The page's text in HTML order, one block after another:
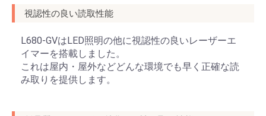
視認性の良い読取性能
L680-GVはLED照明の他に視認性の良いレーザーエ
イマーを搭載しました。
これは屋内・屋外などどんな環境でも早く正確な読
み取りを提供します。